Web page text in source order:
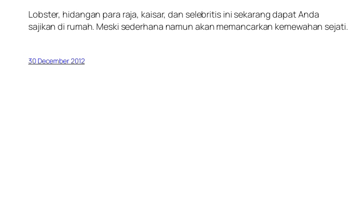
Lobster, hidangan para raja, kaisar, dan selebritis ini sekarang dapat Anda
sajikan di rumah. Meski sederhana namun akan memancarkan kemewahan sejati.
30 December 2012